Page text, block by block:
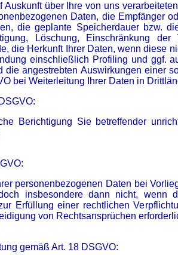
über Ihre von uns
Daten, die Empfänger
die geplante Speicherdauer bzw.
Löschung, Einschränkung der
die Herkunft Ihrer Daten, wenn diese
einschließlich Profiling und ggf.
angestrebten Auswirkungen einer
bei Weiterleitung Ihrer Daten in
Berichtigung Sie betreffender
personenbezogenen Daten bei
insbesondere dann nicht, wenn
Erfüllung einer rechtlichen
von Rechtsansprüchen
gemäß Art. 18 DSGVO: